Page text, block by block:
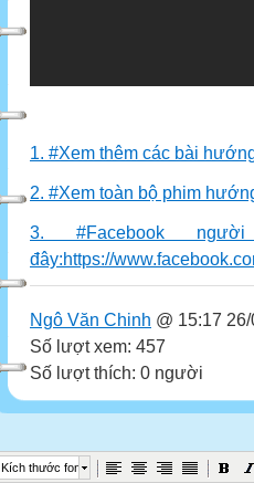
1. #Xem thêm các bài
2. #Xem toàn bộ phim
3. #Facebook
đây:https://
Ngô Văn Chinh @ 15:17
Số lượt xem: 457
Số lượt thích: 0 người
Kích thước font